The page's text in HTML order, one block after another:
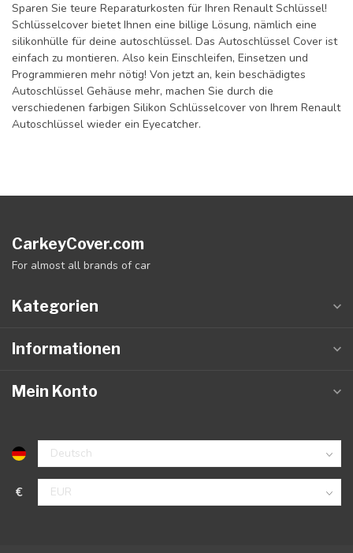
Sparen Sie teure Reparaturkosten für Ihren Renault Schlüssel!
Schlüsselcover bietet Ihnen eine billige Lösung, nämlich eine
silikonhülle für deine autoschlüssel. Das Autoschlüssel Cover ist
einfach zu montieren. Also kein Einschleifen, Einsetzen und
Programmieren mehr nötig! Von jetzt an, kein beschädigtes
Autoschlüssel Gehäuse mehr, machen Sie durch die
verschiedenen farbigen Silikon Schlüsselcover von Ihrem Renault
Autoschlüssel wieder ein Eyecatcher.
CarkeyCover.com
For almost all brands of car
Kategorien
Informationen
Mein Konto
€